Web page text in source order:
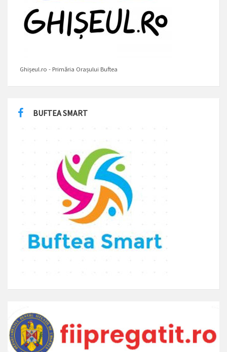
Ghișeul.ro - Primăria Orașului Buftea
BUFTEA SMART